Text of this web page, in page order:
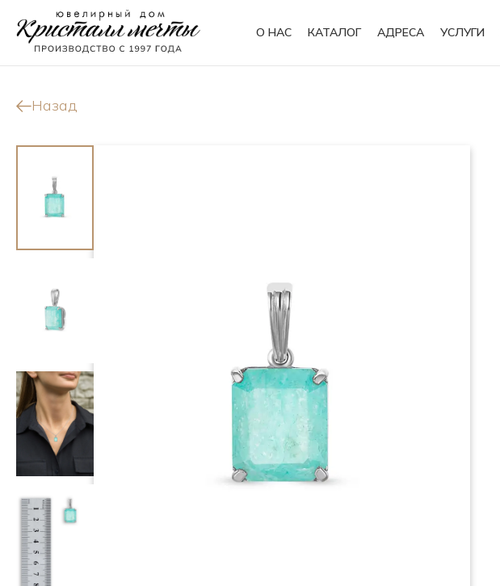
О НАС КАТАЛОГ АДРЕСА УСЛУГИ
Кольца
Колье
Назад